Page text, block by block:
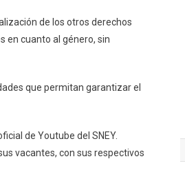
de los otros derechos
en cuanto al género, sin
que permitan garantizar el
de Youtube del SNEY.
vacantes, con sus respectivos